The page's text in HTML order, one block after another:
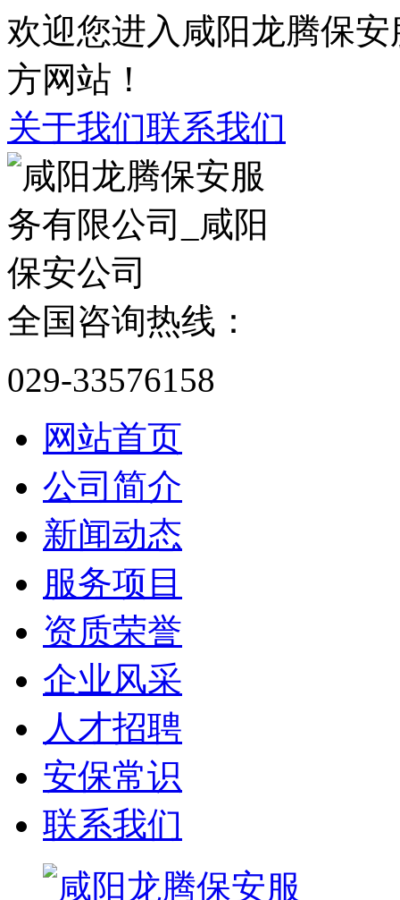
欢迎您进入咸阳龙腾保
方网站！
关于我们联系我们
全国咨询热线：
029-33576158
网站首页
公司简介
新闻动态
服务项目
资质荣誉
企业风采
人才招聘
安保常识
联系我们